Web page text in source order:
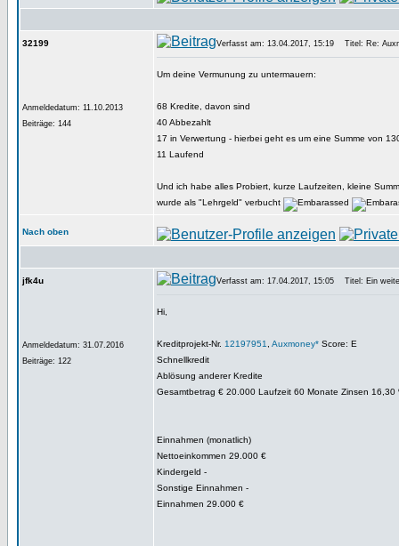
32199
Anmeldedatum: 11.10.2013
Beiträge: 144
Verfasst am: 13.04.2017, 15:19 Titel: Re:
Um deine Vermunung zu untermauern:
68 Kredite, davon sind
40 Abbezahlt
17 in Verwertung - hierbei geht es um eine Summe von
11 Laufend
Und ich habe alles Probiert, kurze Laufzeiten, kleine
wurde als "Lehrgeld" verbucht
Nach oben
jfk4u
Anmeldedatum: 31.07.2016
Beiträge: 122
Verfasst am: 17.04.2017, 15:05 Titel: Ein
Hi,
Kreditprojekt-Nr. 12197951 Auxmoney* Score: E
Schnellkredit
Ablösung anderer Kredite
Gesamtbetrag € 20.000 Laufzeit 60 Monate Zinsen
Einnahmen (monatlich)
Nettoeinkommen 29.000 €
Kindergeld -
Sonstige Einnahmen -
Einnahmen 29.000 €